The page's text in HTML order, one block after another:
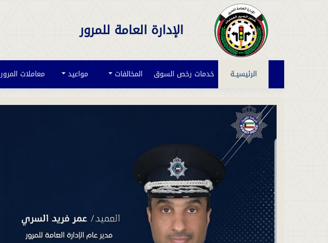
الإدارة العامة للمرور
الرئيسيــة خدمات رخص السوق المخالفات مواعيد معاملات المرور